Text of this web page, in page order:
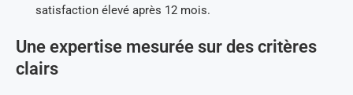
satisfaction élevé après 12 mois.
Une expertise mesurée sur des critères
clairs